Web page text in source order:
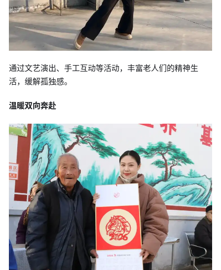
通过文艺演出、手工互动等活动，丰富老人们的精神生
活，缓解孤独感。
温暖双向奔赴